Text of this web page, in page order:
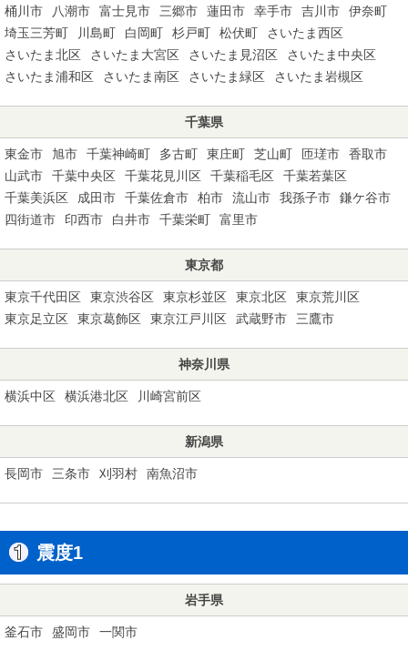
桶川市
八潮市 富士見市 三郷市 蓮田市 幸手市 吉川市
伊奈町
埼玉三芳町
川島町 白岡町 杉戸町 松伏町
さいたま西区
さいたま北区
さいたま大宮区 さいたま見沼区
さいたま中央区
さいたま浦和区
さいたま南区 さいたま緑区 さいたま岩槻区
千葉県
東金市 旭市 千葉神崎町 多古町 東庄町 芝山町 匝瑳市
香取市
山武市
千葉中央区 千葉花見川区 千葉稲毛区
千葉若葉区
千葉美浜区
成田市 千葉佐倉市 柏市 流山市 我孫子市
鎌ケ谷市
四街道市
印西市 白井市 千葉栄町 富里市
東京都
東京千代田区 東京渋谷区 東京杉並区 東京北区
東京荒川区
東京足立区
東京葛飾区 東京江戸川区 武蔵野市 三鷹市
神奈川県
横浜中区 横浜港北区 川崎宮前区
新潟県
長岡市 三条市 刈羽村 南魚沼市
震度1
岩手県
釜石市 盛岡市 一関市